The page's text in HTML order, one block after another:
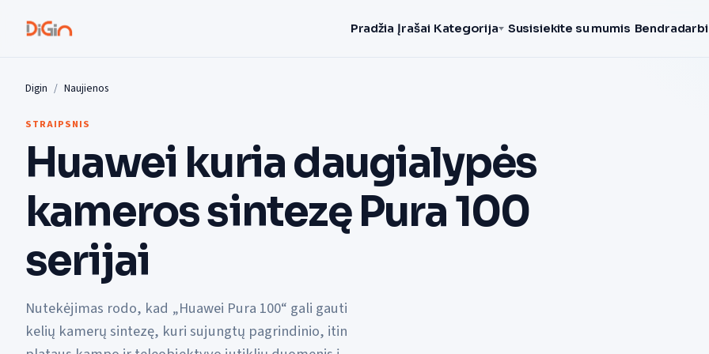
Pradžia Įrašai Kategorija Susisiekite su mumis
Digin Naujienos
STRAIPSNIS
Huawei kuria daugialypės
kameros sintezę Pura 100
serijai
Nutekėjimas rodo, kad „Huawei Pura 100“ gali gauti
kelių kamerų sintezę, kuri sujungtų pagrindinio, itin